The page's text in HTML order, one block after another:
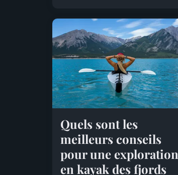
Quels sont les
meilleurs conseils
pour une exploration
en kayak des fjords